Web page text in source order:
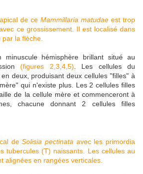
de ce Mammillaria matudae est trop
ce grossissement. Il est localisé dans
la flèche.
hémisphère brillant situé au
(figures 2,3,4,5) . Les cellules du
deux, produisant deux cellules "filles" à
qui n'existe plus. Les 2 cellules filles
de la cellule mère et commenceront à
chacune donnant 2 cellules filles
deSolisia pectinata avec les primordia
tubercules (T) naissants. Les cellules au
alignées en rangées verticales.